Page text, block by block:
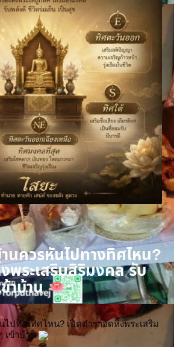
นควรหันไปทางทิศไหน?
พระเสริมสิริมงคล รับ
าบ้าน
ปทางทิศไหน? เปิดตำราจัดหิ้งพระเสริม
เข้าบ้าน